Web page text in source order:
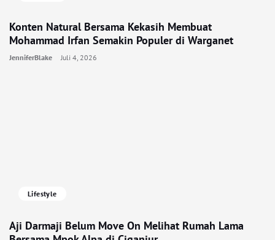
Konten Natural Bersama Kekasih Membuat
Mohammad Irfan Semakin Populer di Warganet
JenniferBlake Juli 4, 2026
Lifestyle
Aji Darmaji Belum Move On Melihat Rumah Lama